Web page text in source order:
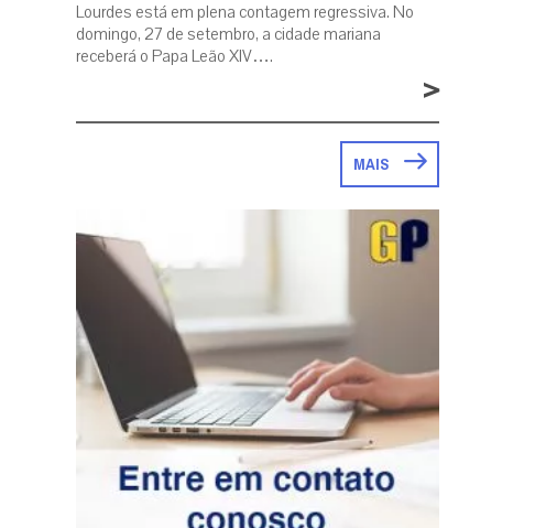
Lourdes está em plena contagem regressiva. No
domingo, 27 de setembro, a cidade mariana
receberá o Papa Leão XIV….
>
MAIS